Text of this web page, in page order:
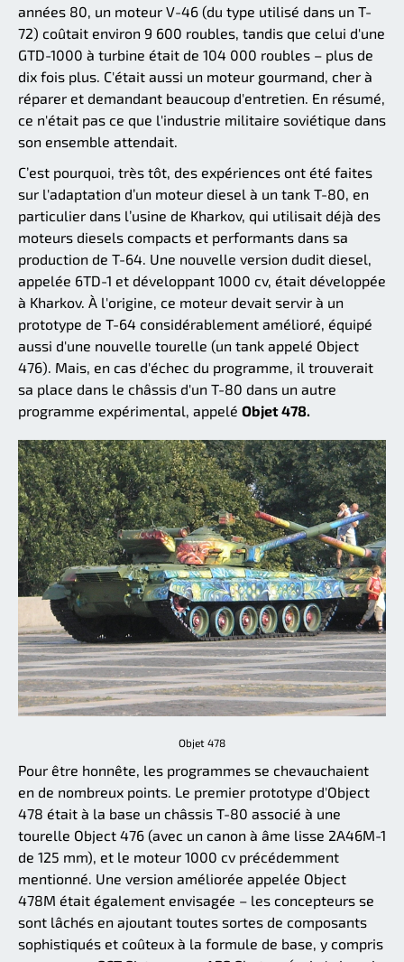
années 80, un moteur V-46 (du type utilisé dans un T-
72) coûtait environ 9 600 roubles, tandis que celui d'une
GTD-1000 à turbine était de 104 000 roubles – plus de
dix fois plus. C'était aussi un moteur gourmand, cher à
réparer et demandant beaucoup d'entretien. En résumé,
ce n'était pas ce que l'industrie militaire soviétique dans
son ensemble attendait.
C’est pourquoi, très tôt, des expériences ont été faites
sur l'adaptation d’un moteur diesel à un tank T-80, en
particulier dans l’usine de Kharkov, qui utilisait déjà des
moteurs diesels compacts et performants dans sa
production de T-64. Une nouvelle version dudit diesel,
appelée 6TD-1 et développant 1000 cv, était développée
à Kharkov. À l'origine, ce moteur devait servir à un
prototype de T-64 considérablement amélioré, équipé
aussi d'une nouvelle tourelle (un tank appelé Object
476). Mais, en cas d'échec du programme, il trouverait
sa place dans le châssis d'un T-80 dans un autre
programme expérimental, appelé Objet 478.
Objet 478
Pour être honnête, les programmes se chevauchaient
en de nombreux points. Le premier prototype d'Object
478 était à la base un châssis T-80 associé à une
tourelle Object 476 (avec un canon à âme lisse 2A46M-1
de 125 mm), et le moteur 1000 cv précédemment
mentionné. Une version améliorée appelée Object
478M était également envisagée – les concepteurs se
sont lâchés en ajoutant toutes sortes de composants
sophistiqués et coûteux à la formule de base, y compris